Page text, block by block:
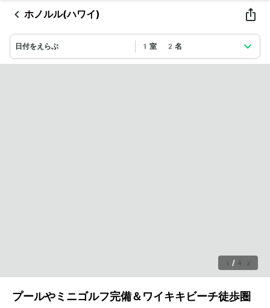
ホノルル(ハワイ)
日付をえらぶ 1室 2名
1 / 42
プールやミニゴルフ完備＆ワイキキビーチ徒歩圏